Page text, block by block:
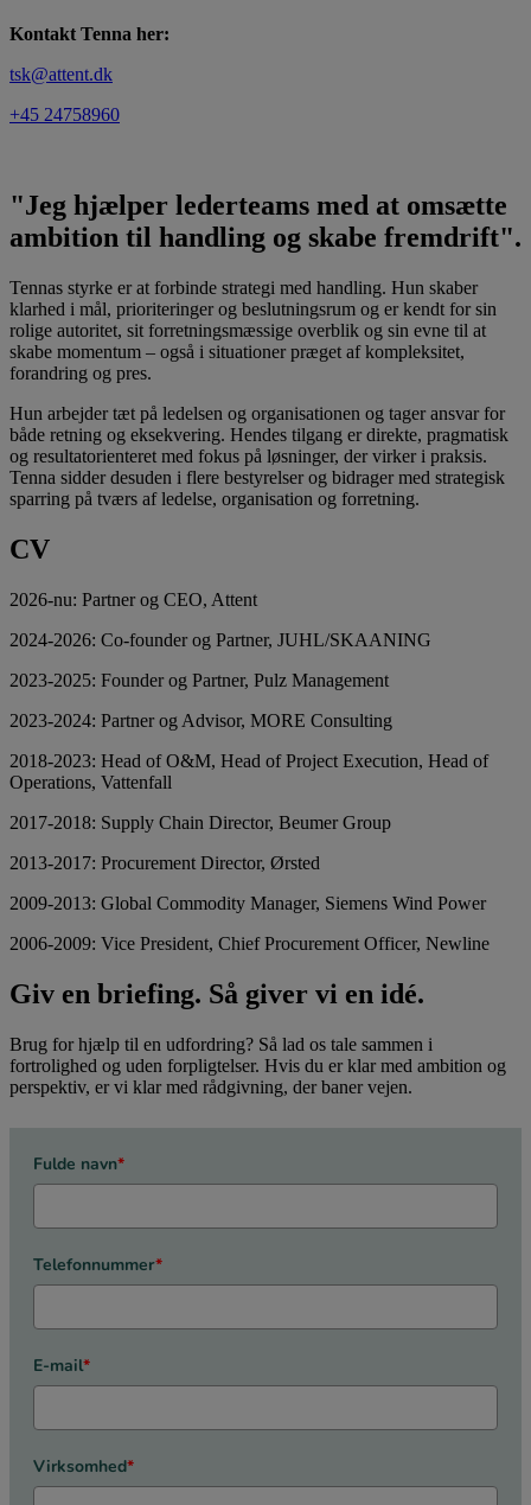
Kontakt Tenna her:
tsk@attent.dk
+45 24758960
"Jeg hjælper lederteams med at omsætte
ambition til handling og skabe fremdrift".
Tennas styrke er at forbinde strategi med handling. Hun skaber
klarhed i mål, prioriteringer og beslutningsrum og er kendt for sin
rolige autoritet, sit forretningsmæssige overblik og sin evne til at
skabe momentum – også i situationer præget af kompleksitet,
forandring og pres.
Hun arbejder tæt på ledelsen og organisationen og tager ansvar for
både retning og eksekvering. Hendes tilgang er direkte, pragmatisk
og resultatorienteret med fokus på løsninger, der virker i praksis.
Tenna sidder desuden i flere bestyrelser og bidrager med strategisk
sparring på tværs af ledelse, organisation og forretning.
CV
2026-nu: Partner og CEO, Attent
2024-2026: Co-founder og Partner, JUHL/SKAANING
2023-2025: Founder og Partner, Pulz Management
2023-2024: Partner og Advisor, MORE Consulting
2018-2023: Head of O&M, Head of Project Execution, Head of
Operations, Vattenfall
2017-2018: Supply Chain Director, Beumer Group
2013-2017: Procurement Director, Ørsted
2009-2013: Global Commodity Manager, Siemens Wind Power
2006-2009: Vice President, Chief Procurement Officer, Newline
Giv en briefing. Så giver vi en idé.
Brug for hjælp til en udfordring? Så lad os tale sammen i
fortrolighed og uden forpligtelser. Hvis du er klar med ambition og
perspektiv, er vi klar med rådgivning, der baner vejen.
Fulde navn*
Telefonnummer*
E-mail*
Virksomhed*